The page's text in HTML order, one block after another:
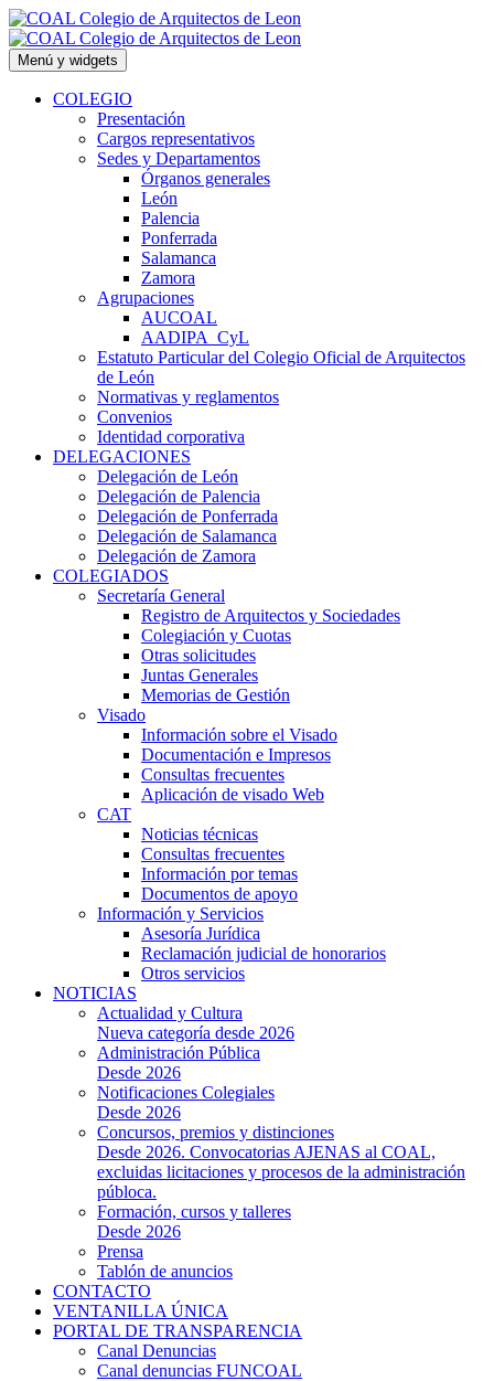
Saltar
al
contenido
Menú y widgets
COLEGIO
Presentación
Cargos representativos
Sedes y Departamentos
Órganos generales
León
Palencia
Ponferrada
Salamanca
Zamora
Agrupaciones
AUCOAL
AADIPA_CyL
Estatuto Particular del Colegio Oficial de Arquitectos
de León
Normativas y reglamentos
Convenios
Identidad corporativa
DELEGACIONES
Delegación de León
Delegación de Palencia
Delegación de Ponferrada
Delegación de Salamanca
Delegación de Zamora
COLEGIADOS
Secretaría General
Registro de Arquitectos y Sociedades
Colegiación y Cuotas
Otras solicitudes
Juntas Generales
Memorias de Gestión
Visado
Información sobre el Visado
Documentación e Impresos
Consultas frecuentes
Aplicación de visado Web
CAT
Noticias técnicas
Consultas frecuentes
Información por temas
Documentos de apoyo
Información y Servicios
Asesoría Jurídica
Reclamación judicial de honorarios
Otros servicios
NOTICIAS
Actualidad y Cultura
Nueva categoría desde 2026
Administración Pública
Desde 2026
Notificaciones Colegiales
Desde 2026
Concursos, premios y distinciones
Desde 2026. Convocatorias AJENAS al COAL,
excluidas licitaciones y procesos de la administración
públoca.
Formación, cursos y talleres
Desde 2026
Prensa
Tablón de anuncios
CONTACTO
VENTANILLA ÚNICA
PORTAL DE TRANSPARENCIA
Canal Denuncias
Canal denuncias FUNCOAL